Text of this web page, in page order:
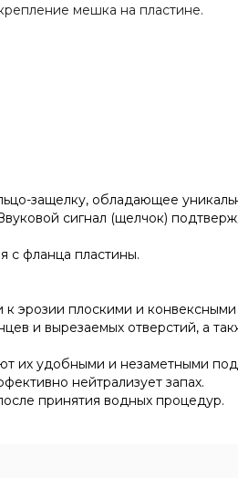
мешка на пластине.
защелку, обладающее
сигнал (щелчок)
с фланца пластины.
эрозии плоскими и
и вырезаемых отверстий, а
их удобными и незаметными
нейтрализует запах.
принятия водных процедур.